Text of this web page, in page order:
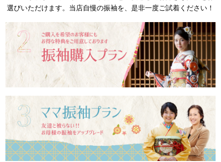
選びいただけます。 当店自慢の振袖を、是非一度ご試着ください！